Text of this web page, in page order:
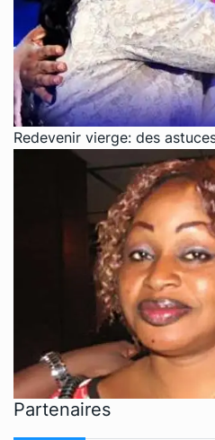
Redevenir vierge: des
Partenaires